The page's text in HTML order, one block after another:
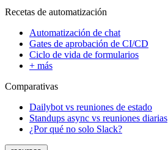
Recetas de automatización
Automatización de chat
Gates de aprobación de CI/CD
Ciclo de vida de formularios
+ más
Comparativas
Dailybot vs reuniones de estado
Standups async vs reuniones diarias
¿Por qué no solo Slack?